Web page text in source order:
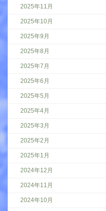
2025年11月
2025年10月
2025年9月
2025年8月
2025年7月
2025年6月
2025年5月
2025年4月
2025年3月
2025年2月
2025年1月
2024年12月
2024年11月
2024年10月